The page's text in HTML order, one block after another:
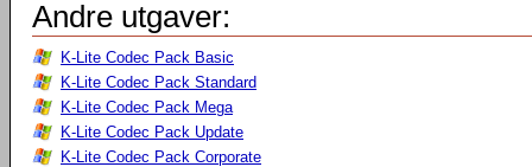
Andre utgaver:
K-Lite Codec Pack Basic
K-Lite Codec Pack Standard
K-Lite Codec Pack Mega
K-Lite Codec Pack Update
K-Lite Codec Pack Corporate